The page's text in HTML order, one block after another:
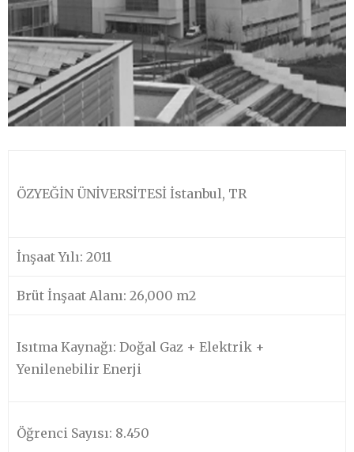
ÖZYEĞİN ÜNİVERSİTESİ İstanbul, TR
İnşaat Yılı: 2011
Brüt İnşaat Alanı: 26,000 m2
Isıtma Kaynağı: Doğal Gaz + Elektrik +
Yenilenebilir Enerji
Öğrenci Sayısı: 8.450